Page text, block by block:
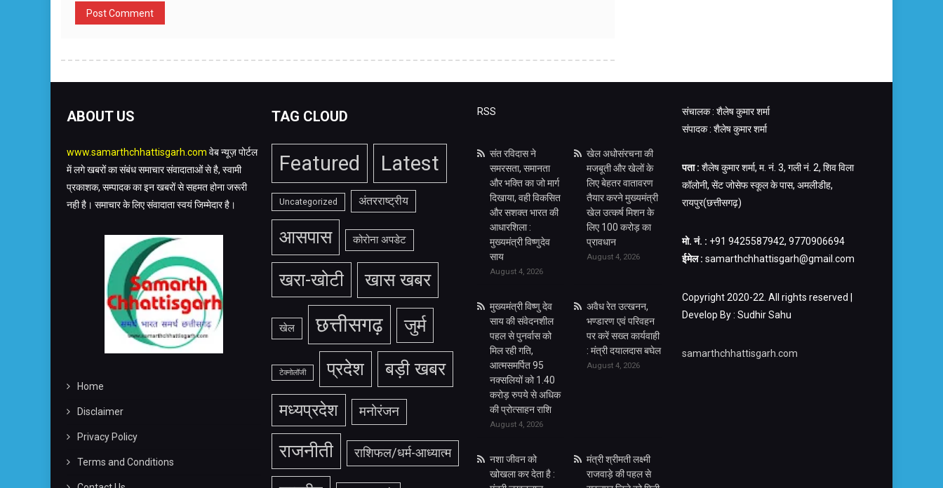
ABOUT US
www.samarthchhattisgarh.com वेब न्यूज़ पोर्टल
में लगे खबरों का संबंध समाचार संवादाताओं से है, स्वामी
प्रकाशक, सम्पादक का इन खबरों से सहमत होना जरूरी
नही है। समाचार के लिए संवादाता स्वयं जिम्मेदार है।
Home
Disclaimer
Privacy Policy
Terms and Conditions
TAG CLOUD
Featured Latest
Uncategorized अंतरराष्ट्रीय
आसपास कोरोना अपडेट
खरा-खोटी खास खबर
खेल छत्तीसगढ़ जुर्म
टेक्नोलॉजी प्रदेश बड़ी खबर
मध्यप्रदेश मनोरंजन
राजनीती राशिफल/धर्म-आध्यात्म
RSS
संत रविदास ने
समरसता, समानता
और भक्ति का जो मार्ग
दिखाया, वही विकसित
और सशक्त भारत की
आधारशिला :
मुख्यमंत्री विष्णुदेव
साय
August 4, 2026
खेल अधोसंरचना की
मजबूती और खेलों के
लिए बेहतर वातावरण
तैयार करने मुख्यमंत्री
खेल उत्कर्ष मिशन के
लिए 100 करोड़ का
प्रावधान
August 4, 2026
मुख्यमंत्री विष्णु देव
साय की संवेदनशील
पहल से पुनर्वास को
मिल रही गति,
आत्मसमर्पित 95
नक्सलियों को 1.40
करोड़ रुपये से अधिक
की प्रोत्साहन राशि
August 4, 2026
अवैध रेत उत्खनन,
भण्डारण एवं परिवहन
पर करें सख्त कार्यवाही
: मंत्री दयालदास बघेल
August 4, 2026
नशा जीवन को
खोखला कर देता है :
मंत्री श्रीमती लक्ष्मी
राजवाड़े की पहल से
संचालक : शैलेष कुमार शर्मा
संपादक : शैलेष कुमार शर्मा
पता : शैलेष कुमार शर्मा, म. नं. 3, गली नं. 2, शिव विला
कॉलोनी, सेंट जोसेफ स्कूल के पास, अमलीडीह,
रायपुर(छत्तीसगढ़)
मो. नं. : +91 9425587942, 9770906694
ईमेल : samarthchhattisgarh@gmail.com
Copyright 2020-22. All rights reserved |
Develop By : Sudhir Sahu
samarthchhattisgarh.com